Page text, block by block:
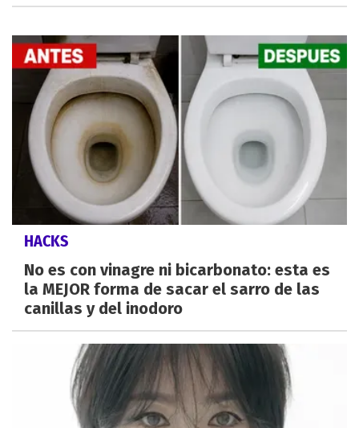
HACKS
No es con vinagre ni bicarbonato: esta es
la MEJOR forma de sacar el sarro de las
canillas y del inodoro